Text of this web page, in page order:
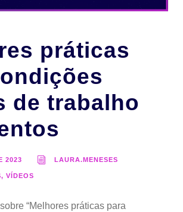
práticas
de trabalho
2023 LAURA.MENESES
VÍDEOS
“Melhores práticas para